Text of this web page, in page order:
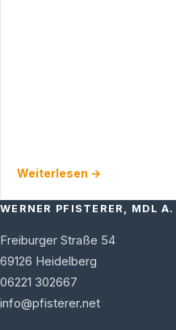
Weiterlesen →
WERNER PFISTERER, MDL A.
Freiburger Straße 54
69126 Heidelberg
06221 302667
info@pfisterer.net